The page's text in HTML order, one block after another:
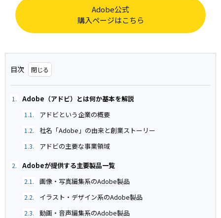
Adobe公式
購入ページはこちら
目次
1. Adobe（アドビ）とは何か基本を解説
1.1. アドビという企業の概要
1.2. 社名「Adobe」の由来と創業ストーリー
1.3. アドビの主要な事業領域
2. Adobeが提供する主要製品一覧
2.1. 画像・写真編集系のAdobe製品
2.2. イラスト・デザイン系のAdobe製品
2.3. 動画・音声編集系のAdobe製品